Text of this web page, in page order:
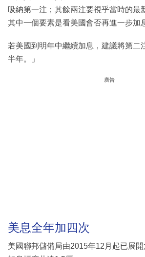
吸納第一注；其餘兩注要視乎當時的最
其中一個要素是看美國會否再進一步加
若美國到明年中繼續加息，建議將第二
半年。」
廣告
美息全年加四次
美國聯邦儲備局由2015年12月起已展開